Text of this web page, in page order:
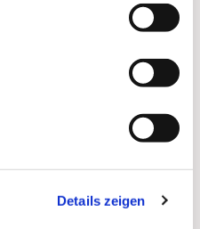
Details zeigen
Sie auch